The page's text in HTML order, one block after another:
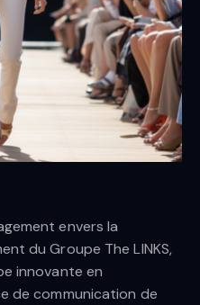
envers la
du Groupe The LINKS,
innovante en
de communication de